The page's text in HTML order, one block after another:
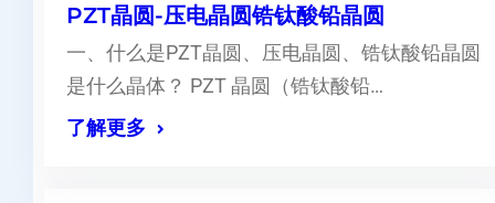
PZT晶圆-压电晶圆锆钛酸铅晶圆
一、什么是PZT晶圆、压电晶圆、锆钛酸铅晶圆
是什么晶体？ PZT 晶圆（锆钛酸铅…
了解更多